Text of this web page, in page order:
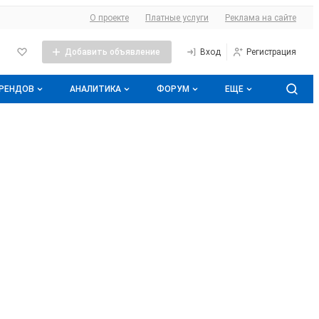
О сайте
О проекте Платные услуги Реклама на сайте
Добавить объявление Вход Регистрация
АНАЛИТИКА ФОРУМ ЕЩЕ